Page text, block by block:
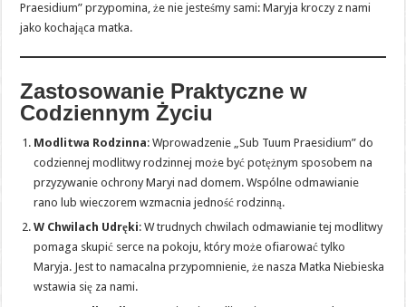
Praesidium” przypomina, że nie jesteśmy sami: Maryja kroczy z nami
jako kochająca matka.
Zastosowanie Praktyczne w
Codziennym Życiu
Modlitwa Rodzinna: Wprowadzenie „Sub Tuum Praesidium” do
codziennej modlitwy rodzinnej może być potężnym sposobem na
przyzywanie ochrony Maryi nad domem. Wspólne odmawianie
rano lub wieczorem wzmacnia jedność rodzinną.
W Chwilach Udręki: W trudnych chwilach odmawianie tej modlitwy
pomaga skupić serce na pokoju, który może ofiarować tylko
Maryja. Jest to namacalna przypomnienie, że nasza Matka Niebieska
wstawia się za nami.